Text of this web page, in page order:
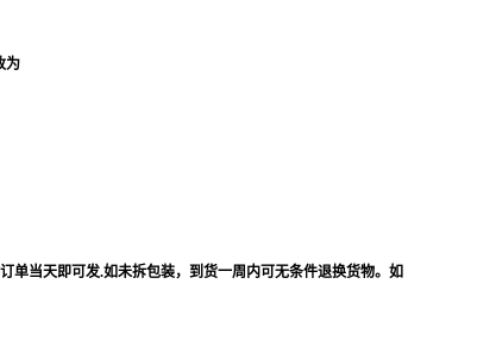
为
单当天即可发.如未拆包装，到货一周内可无条件退换货物。如